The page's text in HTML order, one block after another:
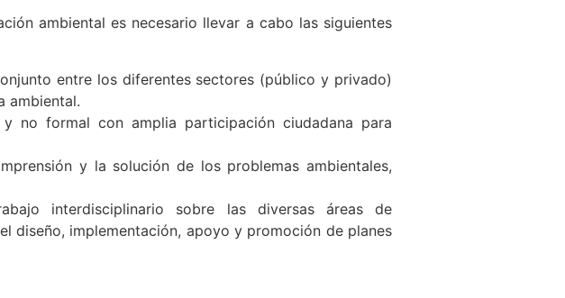
ambiental es necesario llevar a cabo las siguientes
entre los diferentes sectores (público y privado)
ambiental.
no formal con amplia participación ciudadana para
y la solución de los problemas ambientales,
interdisciplinario sobre las diversas áreas de
diseño, implementación, apoyo y promoción de planes